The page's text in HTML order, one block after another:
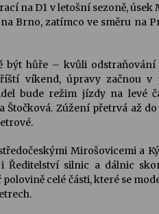
na D1 v letošní sezoně,
Brno, zatímco ve směru na
být hůře – kvůli
víkend, úpravy začnou v
bude režim jízdy na levé
Štočková. Zúžení přetrvá až
Mirošovicemi a
Ředitelství silnic a dálnic
celé části, které se